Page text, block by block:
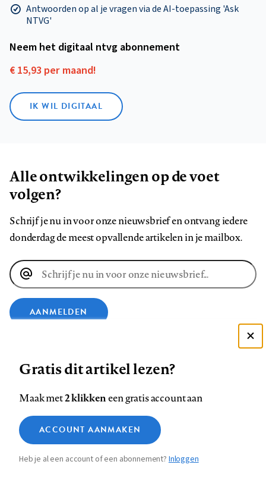
Antwoorden op al je vragen via de AI-toepassing 'Ask
NTVG'
Neem het digitaal ntvg abonnement
€ 15,93 per maand!
IK WIL DIGITAAL
Alle ontwikkelingen op de voet
volgen?
Schrijf je nu in voor onze nieuwsbrief en ontvang iedere
donderdag de meest opvallende artikelen in je mailbox.
E-
mailadres
AANMELDEN
op
Facebook
op
LinkedIn
op
Bluesky
ons
op
InstagramYouTube
Footer
Contact Colofon Disclaimer Privacy
Medische vragen verdienen
betrouwbare antwoorden
Zie onze cookie policy
Analytische cookies
Marketing cookies
Gratis dit artikel lezen?
Maak met2 klikkeneen gratis account aan
ACCOUNT AANMAKEN
Heb je al een account of een abonnement?Inloggen